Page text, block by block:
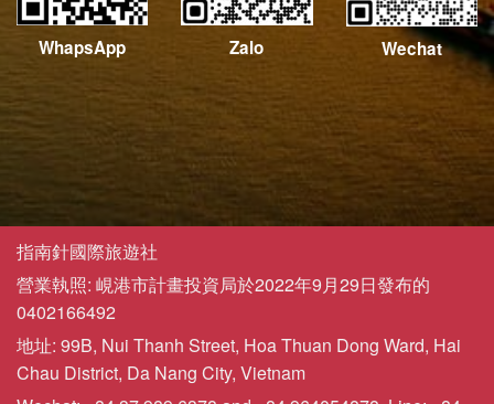
WhapsApp Zalo Wechat
指南針國際旅遊社
營業執照: 峴港市計畫投資局於2022年9月29日發布的
0402166492
地址: 99B, Nui Thanh Street, Hoa Thuan Dong Ward, Hai
Chau District, Da Nang City, Vietnam